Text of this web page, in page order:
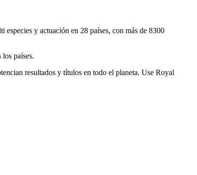
y actuación en 28 países, con más de 8300
países.
resultados y títulos en todo el planeta. Use Royal